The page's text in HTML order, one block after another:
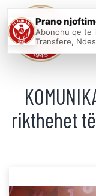
rikthehet
Prano
Abonohu qe te
Transfere,